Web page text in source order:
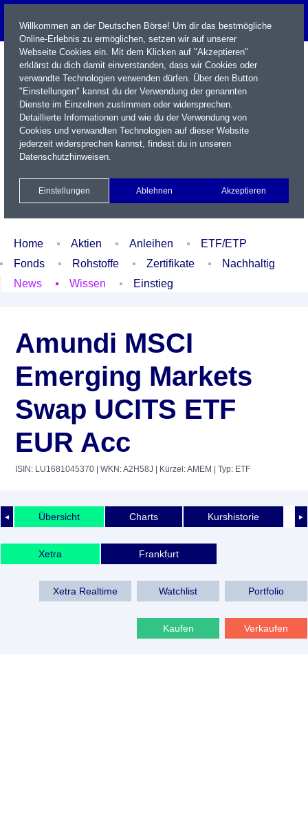
Name / WKN / ISIN / Kürzel
Xetra Realtime
Watchlist Portfolio Login
Home Aktien Anleihen
ETF/ETP
Fonds
Rohstoffe Zertifikate
Nachhaltig
News
Wissen Einstieg
Amundi MSCI
Emerging Markets
Swap UCITS ETF
EUR Acc
ISIN: LU1681045370 | WKN: A2H58J | Kürzel: AMEM | Typ: ETF
◄ ►
Übersicht Charts Kurshistorie
Xetra Frankfurt
Xetra Realtime Watchlist Portfolio
Kaufen Verkaufen
Willkommen an der Deutschen Börse! Um dir das bestmögliche
Online-Erlebnis zu ermöglichen, setzen wir auf unserer
Webseite Cookies ein. Mit dem Klicken auf "Akzeptieren"
erklärst du dich damit einverstanden, dass wir Cookies oder
verwandte Technologien verwenden dürfen. Über den Button
"Einstellungen" kannst du der Verwendung der genannten
Dienste im Einzelnen zustimmen oder widersprechen.
Detaillierte Informationen und wie du der Verwendung von
Cookies und verwandten Technologien auf dieser Website
jederzeit widersprechen kannst, findest du in unseren
Datenschutzhinweisen.
Einstellungen Ablehnen Akzeptieren